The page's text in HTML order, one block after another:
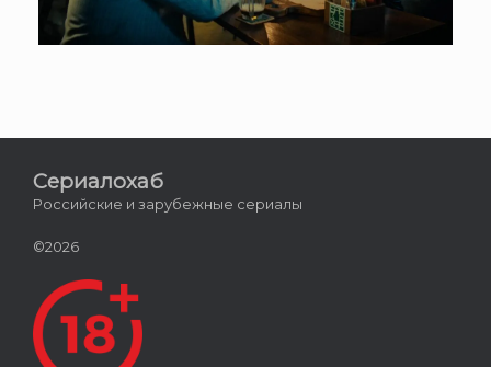
Сериалохаб
Российские и зарубежные сериалы
©2026